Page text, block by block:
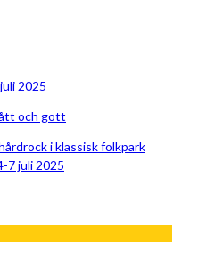
2025
och gott
i klassisk folkpark
7 juli 2025